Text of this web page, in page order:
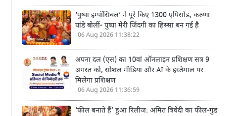
‘पुष्पा इम्पॉसिबल’ ने पूरे किए 1300 एपिसोड, करुणा
पांडे बोलीं- पुष्पा मेरी जिंदगी का हिस्सा बन गई है
06 Aug 2026 11:38:22
अपना दल (एस) का 10वां ऑनलाइन प्रशिक्षण सत्र 9
अगस्त को, सोशल मीडिया और AI के इस्तेमाल पर
मिलेगा प्रशिक्षण
06 Aug 2026 11:36:59
‘फील बनाते हैं’ हुआ रिलीज: अमित त्रिवेदी का फील-गुड